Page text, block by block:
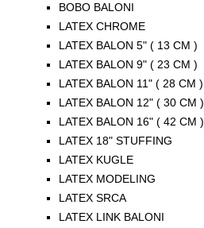
BOBO BALONI
LATEX CHROME
LATEX BALON 5" ( 13 CM )
LATEX BALON 9" ( 23 CM )
LATEX BALON 11" ( 28 CM )
LATEX BALON 12" ( 30 CM )
LATEX BALON 16" ( 42 CM )
LATEX 18" STUFFING
LATEX KUGLE
LATEX MODELING
LATEX SRCA
LATEX LINK BALONI